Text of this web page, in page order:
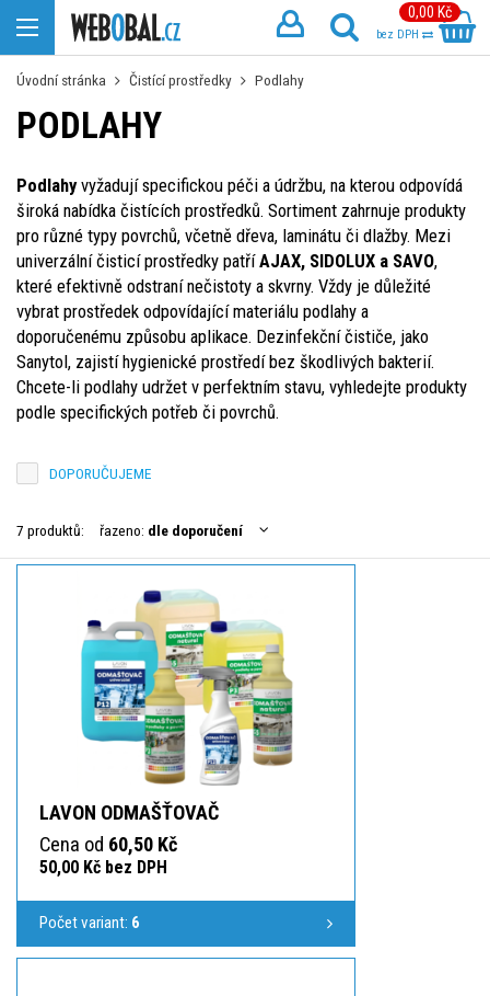
0,00 Kč
bez DPH
Úvodní stránka Čistící prostředky Podlahy
PODLAHY
Podlahyvyžadují specifickou péči a údržbu, na kterou odpovídá
široká nabídka čistících prostředků. Sortiment zahrnuje produkty
pro různé typy povrchů, včetně dřeva, laminátu či dlažby. Mezi
univerzální čisticí prostředky patříAJAX, SIDOLUX a SAVO,
které efektivně odstraní nečistoty a skvrny. Vždy je důležité
vybrat prostředek odpovídající materiálu podlahy a
doporučenému způsobu aplikace. Dezinfekční čističe, jako
Sanytol, zajistí hygienické prostředí bez škodlivých bakterií.
Chcete-li podlahy udržet v perfektním stavu, vyhledejte produkty
podle specifických potřeb či povrchů.
DOPORUČUJEME
7 produktů: řazeno: dle doporučení
LAVON ODMAŠŤOVAČ
Cena od 60,50 Kč
50,00 Kč bez DPH
Počet variant: 6